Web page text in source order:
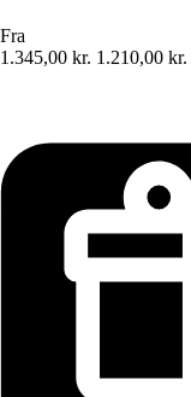
Fra
1.345,00 kr. 1.210,00 kr.